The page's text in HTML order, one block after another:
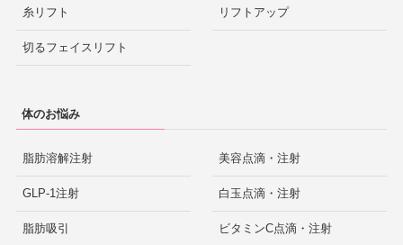
糸リフト
切るフェイスリフト
リフトアップ
体のお悩み
脂肪溶解注射
GLP-1注射
脂肪吸引
美容点滴・注射
白玉点滴・注射
ビタミンC点滴・注射